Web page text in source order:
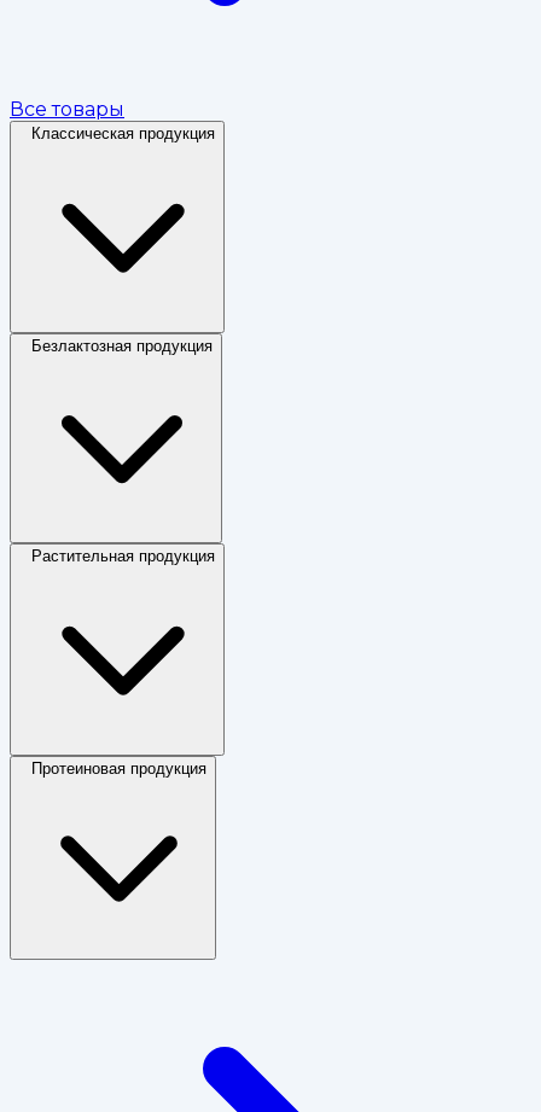
Все товары
Классическая продукция
Безлактозная продукция
Растительная продукция
Протеиновая продукция